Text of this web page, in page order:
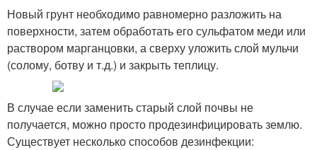
Новый грунт необходимо равномерно разложить на
поверхности, затем обработать его сульфатом меди или
раствором марганцовки, а сверху уложить слой мульчи
(солому, ботву и т.д.) и закрыть теплицу.
В случае если заменить старый слой почвы не
получается, можно просто продезинфицировать землю.
Существует несколько способов дезинфекции: